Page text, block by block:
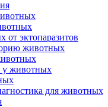
от эктопаразитов
животных
у животных
для животных